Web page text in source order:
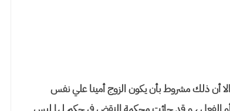
أن ذلك مشروط بأن يكون الزوج أمينا علي نفس